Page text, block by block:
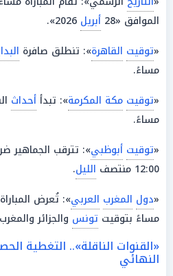
الموافق «28
أبريل
«توقيت القاهرة»: تنطلق صافرة
مساءً.
«توقيت مكة المكرمة»: تبدأ أحداث
مساءً.
«توقيت أبوظبي»: تترقب الجماهير
12:00 منتصف
الليل.
«دول المغرب العربي»: تُعرض
مساءً بتوقيت تونس والجزائر
«القنوات الناقلة».. التغطية
النهائي